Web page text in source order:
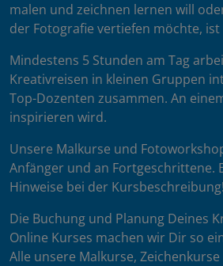
malen und zeichnen lernen will
der Fotografie vertiefen möchte,
Mindestens 5 Stunden am Tag
Kreativreisen in kleinen Gruppen
Top-Dozenten zusammen. An
inspirieren wird.
Unsere Malkurse und
Anfänger und an Fortgeschrittene.
Hinweise bei der Kursbeschreibung!
Die Buchung und Planung Deines
Online Kurses machen wir Dir so
Alle unsere Malkurse,